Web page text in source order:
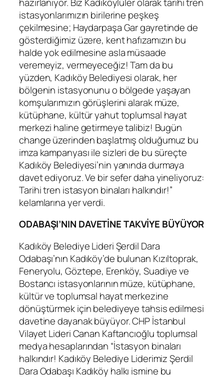
istasyonlarımızın birilerine peşkeş
çekilmesine; Haydarpaşa Gar gayretinde de
gösterdiğimiz üzere, kent hafızamızın bu
halde yok edilmesine asla müsaade
veremeyiz, vermeyeceğiz! Tam da bu
yüzden, Kadıköy Belediyesi olarak, her
bölgenin istasyonunu o bölgede yaşayan
komşularımızın görüşlerini alarak müze,
kütüphane, kültür yahut toplumsal hayat
merkezi haline getirmeye talibiz! Bugün
change üzerinden başlatmış olduğumuz bu
imza kampanyası ile sizleri de bu süreçte
Kadıköy Belediyesi’nin yanında durmaya
davet ediyoruz. Ve bir sefer daha yineliyoruz:
Tarihi tren istasyon binaları halkındır!”
kelamlarına yer verdi.
ODABAŞI’NIN DAVETİNE TAKVİYE BÜYÜYOR
Kadıköy Belediye Lideri Şerdil Dara
Odabaşı’nın Kadıköy’de bulunan Kızıltoprak,
Feneryolu, Göztepe, Erenköy, Suadiye ve
Bostancı istasyonlarının müze, kütüphane,
kültür ve toplumsal hayat merkezine
dönüştürmek için belediyeye tahsis edilmesi
davetine dayanak büyüyor. CHP İstanbul
Vilayet Lideri Canan Kaftancıoğlu toplumsal
medya hesaplarından “İstasyon binaları
halkındır! Kadıköy Belediye Liderimiz Şerdil
Dara Odabaşı Kadıköy halkı ismine bu